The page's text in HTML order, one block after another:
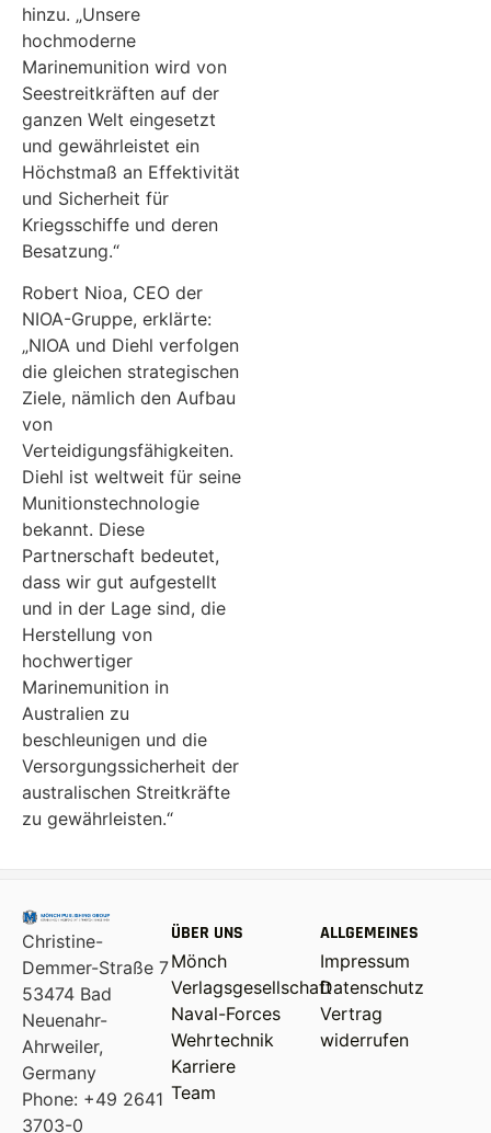
hinzu. „Unsere
hochmoderne
Marinemunition wird von
Seestreitkräften auf der
ganzen Welt eingesetzt
und gewährleistet ein
Höchstmaß an Effektivität
und Sicherheit für
Kriegsschiffe und deren
Besatzung.“
Robert Nioa, CEO der
NIOA-Gruppe, erklärte:
„NIOA und Diehl verfolgen
die gleichen strategischen
Ziele, nämlich den Aufbau
von
Verteidigungsfähigkeiten.
Diehl ist weltweit für seine
Munitionstechnologie
bekannt. Diese
Partnerschaft bedeutet,
dass wir gut aufgestellt
und in der Lage sind, die
Herstellung von
hochwertiger
Marinemunition in
Australien zu
beschleunigen und die
Versorgungssicherheit der
australischen Streitkräfte
zu gewährleisten.“
Christine-
Demmer-Straße 7
53474 Bad
Neuenahr-
Ahrweiler,
Germany
Phone: +49 2641
3703-0
ÜBER UNS
Mönch
Verlagsgesellschaft
Naval-Forces
Wehrtechnik
Karriere
Team
ALLGEMEINES
Impressum
Datenschutz
Vertrag
widerrufen